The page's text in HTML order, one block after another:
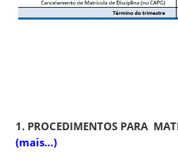
1. PROCEDIMENTOS PARA
(mais…)